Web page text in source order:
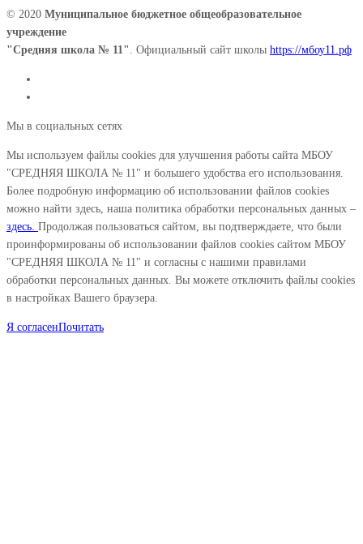
© 2020 Муниципальное бюджетное общеобразовательное
учреждение
"Средняя школа № 11" . Официальный сайт школы https://мбоу11.рф
Мы в социальных сетях
Мы используем файлы cookies для улучшения работы сайта МБОУ
"СРЕДНЯЯ ШКОЛА № 11" и большего удобства его использования.
Более подробную информацию об использовании файлов cookies
можно найти здесь, наша политика обработки персональных данных –
здесь. Продолжая пользоваться сайтом, вы подтверждаете, что были
проинформированы об использовании файлов cookies сайтом МБОУ
"СРЕДНЯЯ ШКОЛА № 11" и согласны с нашими правилами
обработки персональных данных. Вы можете отключить файлы cookies
в настройках Вашего браузера.
Я согласенПочитать